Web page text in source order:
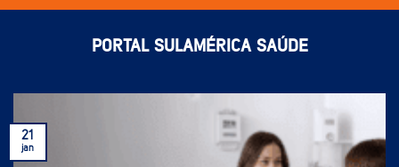
PORTAL SULAMÉRICA SAÚDE
21
jan